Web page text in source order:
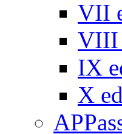
VII
VIII
IX
X